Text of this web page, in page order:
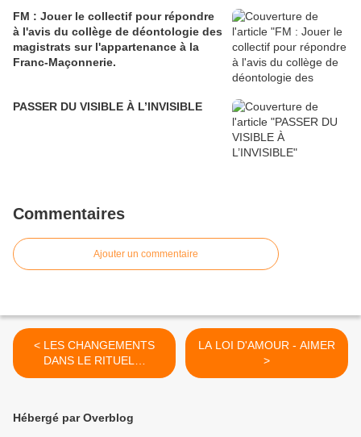
FM : Jouer le collectif pour répondre
à l'avis du collège de déontologie des
magistrats sur l'appartenance à la
Franc-Maçonnerie.
PASSER DU VISIBLE À L’INVISIBLE
Commentaires
Ajouter un commentaire
< LES CHANGEMENTS
DANS LE RITUEL…
LA LOI D'AMOUR - AIMER
>
Hébergé par Overblog